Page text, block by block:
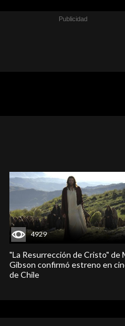
4929
"La Resurrección de Cristo" de
Gibson confirmó estreno en
de Chile